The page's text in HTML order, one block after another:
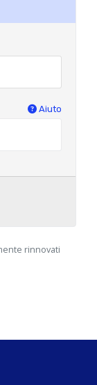
Aiuto
rinnovati